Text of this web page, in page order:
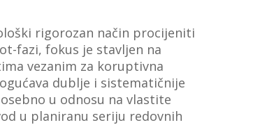
rigorozan način procijeniti
fazi, fokus je stavljen na
vezanim za koruptivna
dublje i sistematičnije
u odnosu na vlastite
u planiranu seriju redovnih